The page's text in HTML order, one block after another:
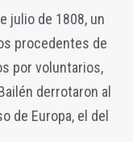
julio de 1808, un
procedentes de
por voluntarios,
derrotaron al
de Europa, el del